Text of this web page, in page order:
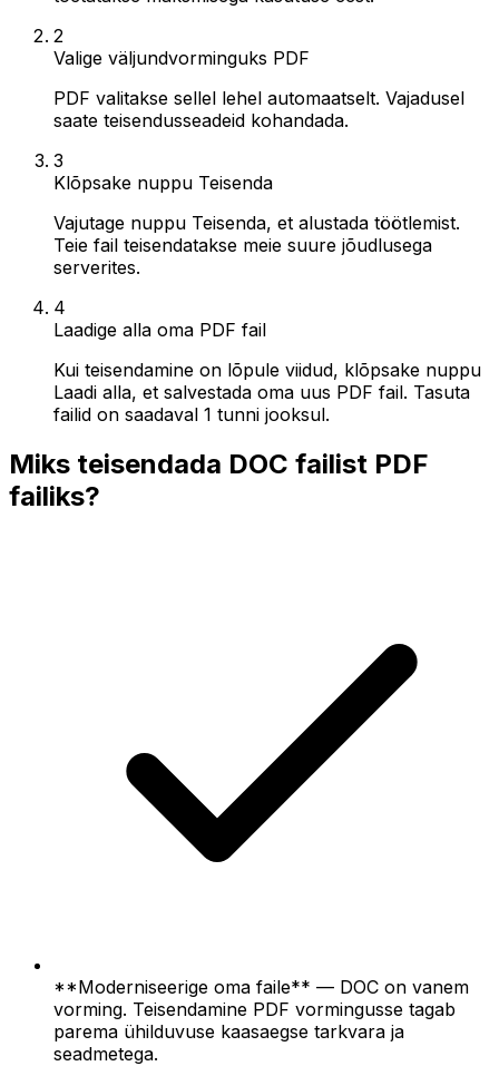
2
Valige väljundvorminguks PDF
PDF valitakse sellel lehel automaatselt. Vajadusel
saate teisendusseadeid kohandada.
3
Klõpsake nuppu Teisenda
Vajutage nuppu Teisenda, et alustada töötlemist.
Teie fail teisendatakse meie suure jõudlusega
serverites.
4
Laadige alla oma PDF fail
Kui teisendamine on lõpule viidud, klõpsake nuppu
Laadi alla, et salvestada oma uus PDF fail. Tasuta
failid on saadaval 1 tunni jooksul.
Miks teisendada DOC failist PDF
failiks?
**Moderniseerige oma faile** — DOC on vanem
vorming. Teisendamine PDF vormingusse tagab
parema ühilduvuse kaasaegse tarkvara ja
seadmetega.